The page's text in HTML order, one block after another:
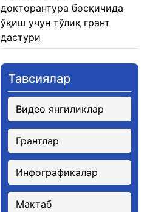
докторантура босқичида
ўқиш учун тўлиқ грант
дастури
Тавсиялар
Видео янгиликлар
Грантлар
Инфографикалар
Мактаб